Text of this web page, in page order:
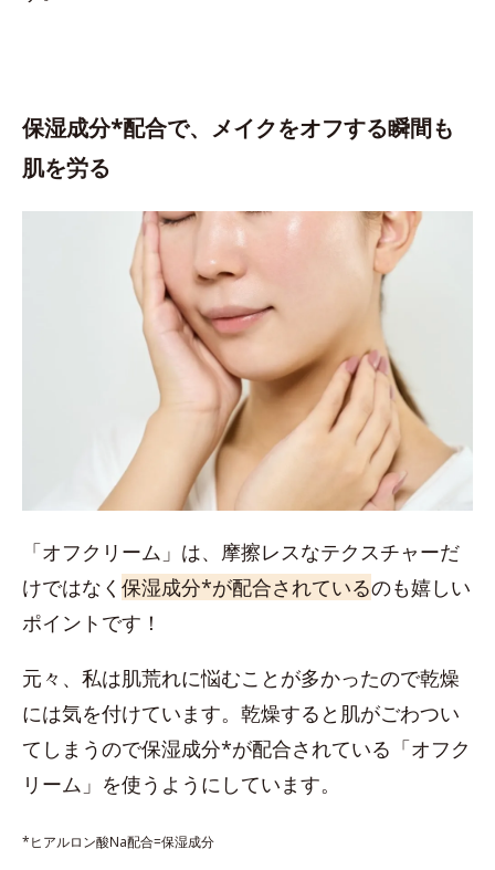
保湿成分*配合で、メイクをオフする瞬間も
肌を労る
「オフクリーム」は、摩擦レスなテクスチャーだ
けではなく 保湿成分*が配合されているのも嬉しい
ポイントです！
元々、私は肌荒れに悩むことが多かったので乾燥
には気を付けています。乾燥すると肌がごわつい
てしまうので保湿成分*が配合されている「オフク
リーム」を使うようにしています。
*ヒアルロン酸Na配合=保湿成分